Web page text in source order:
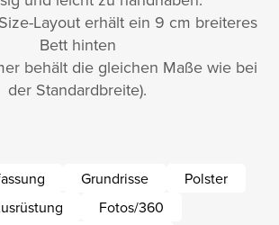
Layout erhält ein 9 cm breiteres
Bett hinten
behält die gleichen Maße wie bei
der Standardbreite).
Grundrisse
Polster
Fotos/360